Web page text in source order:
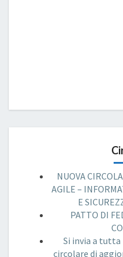
NUOVA
AGILE –
E
PATTO DI
Si invia a
circolare di